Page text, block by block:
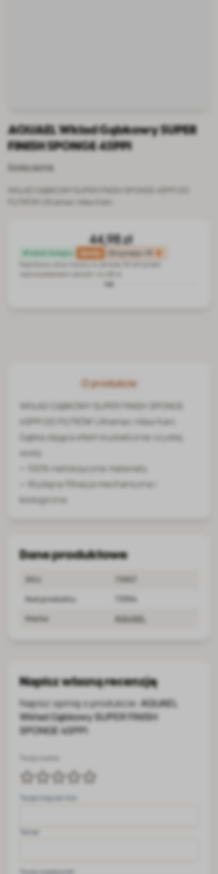
AQUAEL Wkład Gąbkowy SUPER
FINISH SPONGE 45PPI
Dodaj opinię
FILTRÓW Ultramax i Maxi Kani.
44,98 zł
Produkt dostępny family Otrzymasz
lub
O produkcie
WKŁAD GĄBKOWY SUPER FINISH SPONGE
45PPI DO FILTRÓW Ultramax i Maxi Kani.
Gąbka dająca efekt krystalicznie czystej
wody.
• 100% nietoksyczne materiały
• Wydajna filtracja mechaniczna i
biologiczna
Dane produktowe
SKU
73957
Kod produktu
73354
Marka
AQUAEL
Napisz własną recenzję
Napisz opinię o produkcie: AQUAEL
Wkład Gąbkowy SUPER FINISH
SPONGE 45PPI
Twoje imię lub nick
Twoja wiadomość